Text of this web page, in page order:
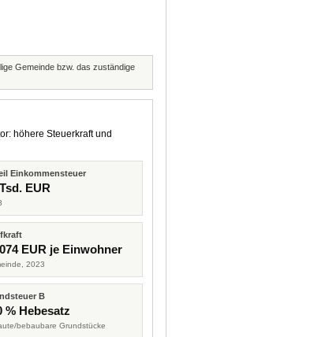
Gemeinde bzw. das zuständige
höhere Steuerkraft und
Einkommensteuer
EUR
EUR je Einwohner
2023
B
% Hebesatz
bebaubare Grundstücke